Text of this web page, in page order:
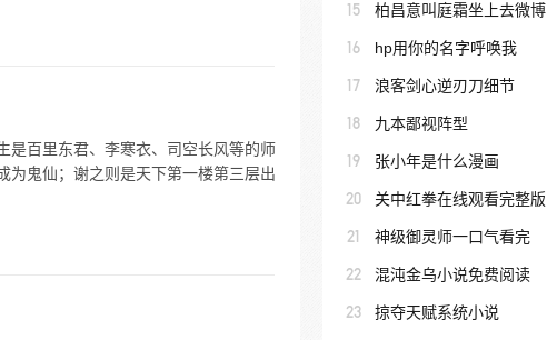
是百里东君、李寒衣、司空长风等的师
为鬼仙；谢之则是天下第一楼第三层出
15 柏昌意叫庭霜坐上去微博
16 hp用你的名字呼唤我
17 浪客剑心逆刃刀细节
18 九本鄙视阵型
19 张小年是什么漫画
20 关中红拳在线观看完整版
21 神级御灵师一口气看完
22 混沌金乌小说免费阅读
23 掠夺天赋系统小说